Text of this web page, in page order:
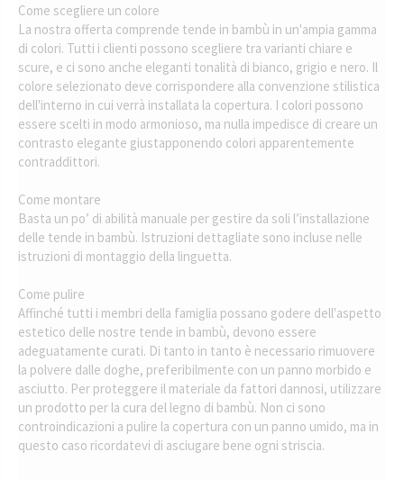
Come scegliere un colore
La nostra offerta comprende tende in bambù in un'ampia gamma
di colori. Tutti i clienti possono scegliere tra varianti chiare e
scure, e ci sono anche eleganti tonalità di bianco, grigio e nero. Il
colore selezionato deve corrispondere alla convenzione stilistica
dell'interno in cui verrà installata la copertura. I colori possono
essere scelti in modo armonioso, ma nulla impedisce di creare un
contrasto elegante giustapponendo colori apparentemente
contraddittori.
Come montare
Basta un po’ di abilità manuale per gestire da soli l’installazione
delle tende in bambù. Istruzioni dettagliate sono incluse nelle
istruzioni di montaggio della linguetta.
Come pulire
Affinché tutti i membri della famiglia possano godere dell'aspetto
estetico delle nostre tende in bambù, devono essere
adeguatamente curati. Di tanto in tanto è necessario rimuovere
la polvere dalle doghe, preferibilmente con un panno morbido e
asciutto. Per proteggere il materiale da fattori dannosi, utilizzare
un prodotto per la cura del legno di bambù. Non ci sono
controindicazioni a pulire la copertura con un panno umido, ma in
questo caso ricordatevi di asciugare bene ogni striscia.